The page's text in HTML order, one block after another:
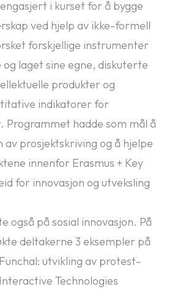
i kurset for å bygge
ved hjelp av ikke-formell
forskjellige instrumenter
laget sine egne, diskuterte
produkter og
indikatorer for
hadde som mål å
av prosjektskriving og å hjelpe
innenfor Erasmus + Key
for innovasjon og utveksling
også på sosial innovasjon. På
deltakerne 3 eksempler på
utvikling av protest-
Technologies